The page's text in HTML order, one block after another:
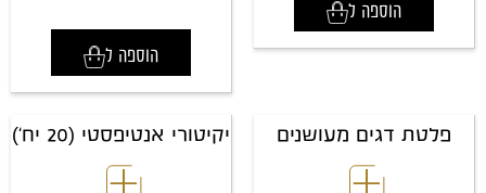
הוספה ל
הוספה ל
פלטת דגים מעושנים יקיטורי אנטיפסטי (20 יח')